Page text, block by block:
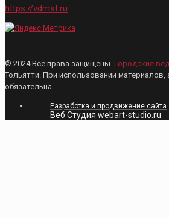
https://vdmst.ru
© 2024 Все права защищены. Городские
Тольятти. При использовании материалов,
обязательна
Разработка и продвижение сайта
Веб Студия webart-studio.ru